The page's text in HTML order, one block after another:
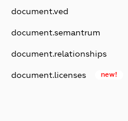
document.ved
document.semantrum
document.relationships
document.licenses new!